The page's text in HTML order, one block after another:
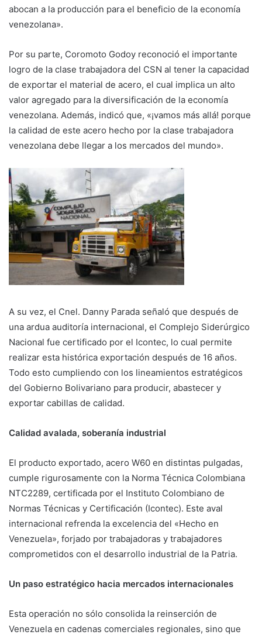
abocan a la producción para el beneficio de la economía
venezolana».
Por su parte, Coromoto Godoy reconoció el importante
logro de la clase trabajadora del CSN al tener la capacidad
de exportar el material de acero, el cual implica un alto
valor agregado para la diversificación de la economía
venezolana. Además, indicó que, «¡vamos más allá! porque
la calidad de este acero hecho por la clase trabajadora
venezolana debe llegar a los mercados del mundo».
A su vez, el Cnel. Danny Parada señaló que después de
una ardua auditoría internacional, el Complejo Siderúrgico
Nacional fue certificado por el Icontec, lo cual permite
realizar esta histórica exportación después de 16 años.
Todo esto cumpliendo con los lineamientos estratégicos
del Gobierno Bolivariano para producir, abastecer y
exportar cabillas de calidad.
Calidad avalada, soberanía industrial
El producto exportado, acero W60 en distintas pulgadas,
cumple rigurosamente con la Norma Técnica Colombiana
NTC2289, certificada por el Instituto Colombiano de
Normas Técnicas y Certificación (Icontec). Este aval
internacional refrenda la excelencia del «Hecho en
Venezuela», forjado por trabajadoras y trabajadores
comprometidos con el desarrollo industrial de la Patria.
Un paso estratégico hacia mercados internacionales
Esta operación no sólo consolida la reinserción de
Venezuela en cadenas comerciales regionales, sino que